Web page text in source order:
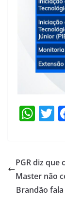
W
s
A
p
T
PGR diz que
Master não
Brandão fala